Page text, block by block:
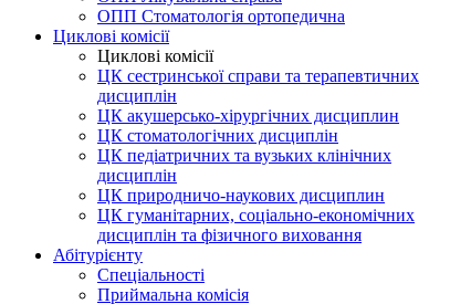
ОПП Стоматологія ортопедична
Циклові комісії
Циклові комісії
ЦК сестринської справи та терапевтичних
дисциплін
ЦК акушерсько-хірургічних дисциплин
ЦК стоматологічних дисциплін
ЦК педіатричних та вузьких клінічних
дисциплін
ЦК природничо-наукових дисциплин
ЦК гуманітарних, соціально-економічних
дисциплін та фізичного виховання
Абітурієнту
Спеціальності
Приймальна комісія